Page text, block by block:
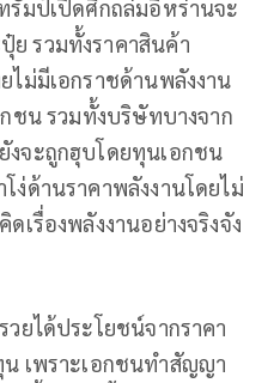
รัมป์เปิดศึกถล่มอิหร่านจะ
รวมทั้งราคาสินค้า
ม่มีเอกราชด้านพลังงาน
ชน รวมทั้งบริษัทบางจาก
งจะถูกฮุบโดยทุนเอกชน
ง่ด้านราคาพลังงานโดยไม่
เรื่องพลังงานอย่างจริงจัง
ยได้ประโยชน์จากราคา
เพราะเอกชนทำสัญญา